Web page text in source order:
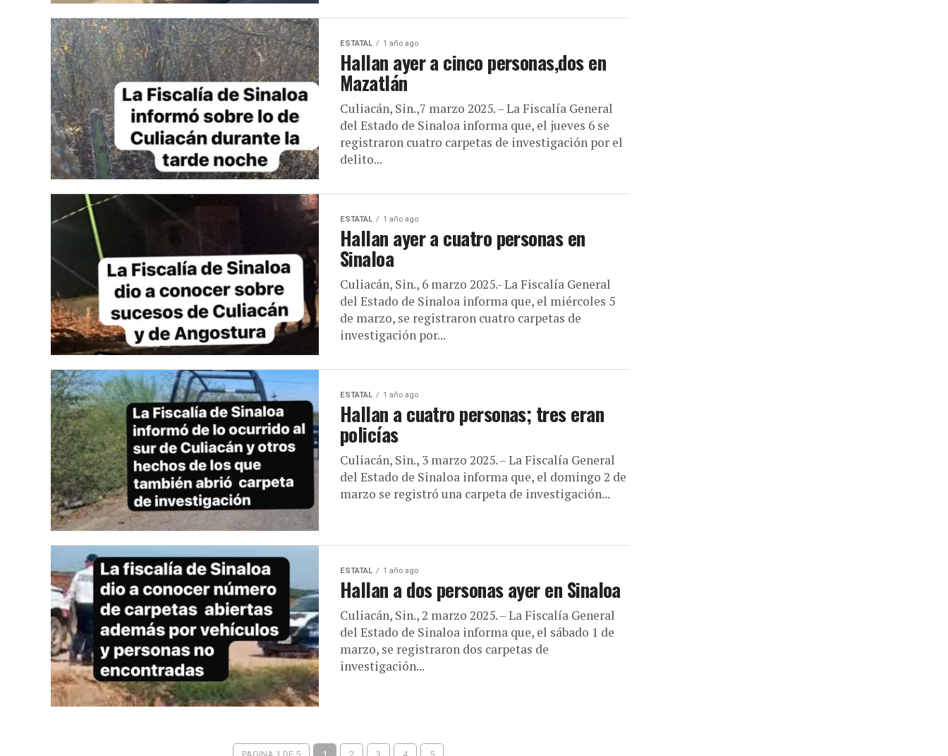
ESTATAL 1 año ago
Hallan ayer a cinco personas,dos en
Mazatlán
Culiacán, Sin.,7 marzo 2025. – La Fiscalía General
del Estado de Sinaloa informa que, el jueves 6 se
registraron cuatro carpetas de investigación por el
delito...
ESTATAL 1 año ago
Hallan ayer a cuatro personas en
Sinaloa
Culiacán, Sin., 6 marzo 2025.- La Fiscalía General
del Estado de Sinaloa informa que, el miércoles 5
de marzo, se registraron cuatro carpetas de
investigación por...
ESTATAL 1 año ago
Hallan a cuatro personas; tres eran
policías
Culiacán, Sin., 3 marzo 2025. – La Fiscalía General
del Estado de Sinaloa informa que, el domingo 2 de
marzo se registró una carpeta de investigación...
ESTATAL 1 año ago
Hallan a dos personas ayer en Sinaloa
Culiacán, Sin., 2 marzo 2025. – La Fiscalía General
del Estado de Sinaloa informa que, el sábado 1 de
marzo, se registraron dos carpetas de
investigación...